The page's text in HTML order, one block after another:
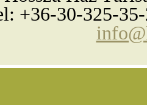
+36-30-325-